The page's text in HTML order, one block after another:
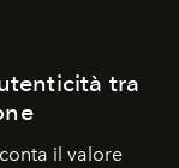
tra
il valore